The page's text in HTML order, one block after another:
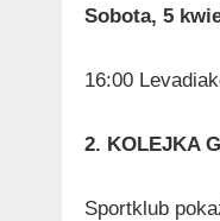
Sobota, 5
16:00
2. KOLEJKA
Sportklub